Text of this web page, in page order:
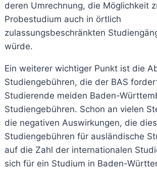
deren Umrechnung, die Möglichkeit
Probestudium auch in örtlich
zulassungsbeschränkten
würde.
Ein weiterer wichtiger Punkt ist die
Studiengebühren, die der BAS
Studierende meiden Baden-
Studiengebühren. Schon an vielen
die negativen Auswirkungen, die
Studiengebühren für ausländische
auf die Zahl der internationalen
sich für ein Studium in Baden-